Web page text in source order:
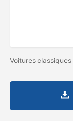
Voitures classiques